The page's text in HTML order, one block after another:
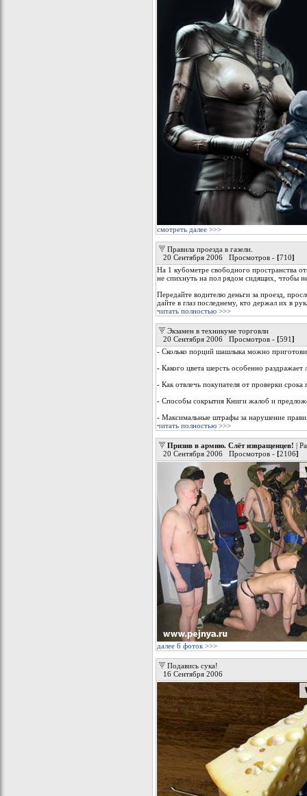
смотреть далее >>>
Правила проезда в газели.
20 Сентября 2006 Просмотров - [710]
На 1 кубометре свободного пространства
не спихнуть на пол рядом сидящих, чтобы
Передайте водителю деньги за проезд,
дайте в глаз последнему, кто держал их в
читать полностью >>>
Экзамен в техникуме торговли
20 Сентября 2006 Просмотров - [591]
- Сколько порций шашлыка можно
- Какого цвета шерсть особенно
- Как отвлечь покупателя от проверки
- Способы сокрытия Книги жалоб и
- Максимальные штрафы за нарушение
читать полностью >>>
Призив в армию. Слёт извращенцев! |
20 Сентября 2006 Просмотров - [2106]
далее 6 фоток >>>
Подавись сука!
16 Сентября 2006